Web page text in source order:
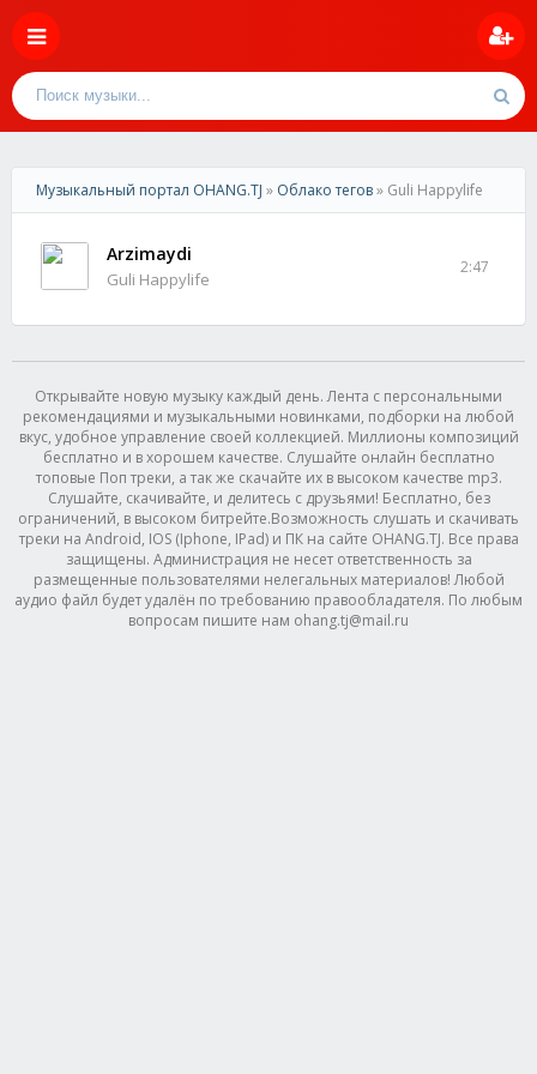
Музыкальный портал OHANG.TJ » Облако тегов» Guli Happylife
Arzimaydi
Guli Happylife
2:47
Открывайте новую музыку каждый день. Лента с персональными
рекомендациями и музыкальными новинками, подборки на любой
вкус, удобное управление своей коллекцией. Миллионы композиций
бесплатно и в хорошем качестве. Слушайте онлайн бесплатно
топовые Поп треки, а так же скачайте их в высоком качестве mp3.
Слушайте, скачивайте, и делитесь с друзьями! Бесплатно, без
ограничений, в высоком битрейте.Возможность слушать и скачивать
треки на Android, IOS (Iphone, IPad) и ПК на сайте OHANG.TJ. Все права
защищены. Администрация не несет ответственность за
размещенные пользователями нелегальных материалов! Любой
аудио файл будет удалён по требованию правообладателя. По любым
вопросам пишите нам ohang.tj@mail.ru